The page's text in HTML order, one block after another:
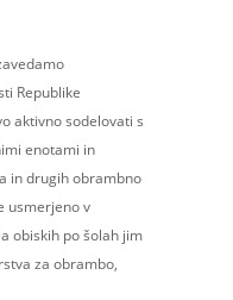
Republike
aktivno sodelovati s
enotami in
in drugih obrambno
usmerjeno v
obiskih po šolah jim
za obrambo,